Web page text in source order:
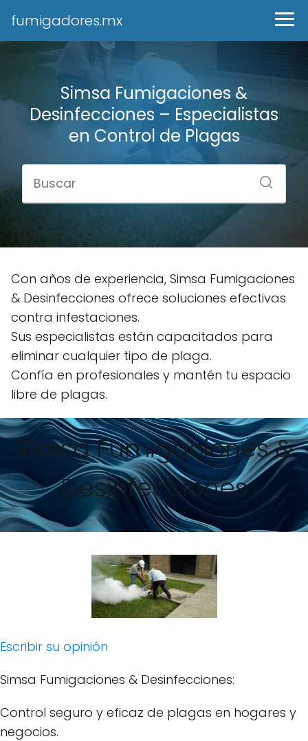
fumigadores.mx
Simsa Fumigaciones &
Desinfecciones – Especialistas
en Control de Plagas
Con años de experiencia, Simsa Fumigaciones
& Desinfecciones ofrece soluciones efectivas
contra infestaciones.
Sus especialistas están capacitados para
eliminar cualquier tipo de plaga.
Confía en profesionales y mantén tu espacio
libre de plagas.
Simsa Fumigaciones &
Desinfecciones
Escribir su opinión
Simsa Fumigaciones & Desinfecciones:
Control seguro y eficaz de plagas en hogares y
negocios.